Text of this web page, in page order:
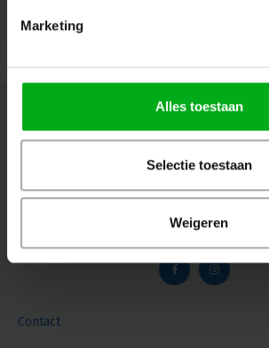
Marketing
Alles toestaan
Selectie toestaan
Weigeren
© Copyright 2026 Megalight sa/nv - Theme by
Contact
Volg ons